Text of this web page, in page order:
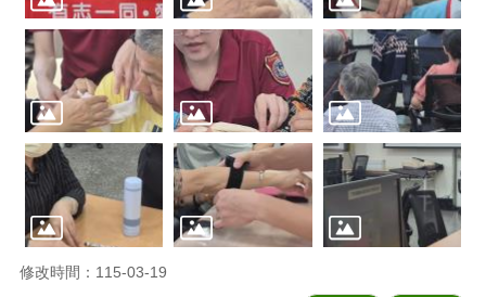
修改時間：115-03-19